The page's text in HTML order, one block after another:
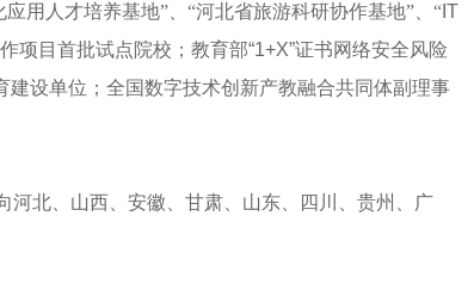
用人才培养基地”、“河北省旅游科研协作基地”、“ IT
项目首批试点院校；教育部“1+X”证书网络安全风险
建设单位；全国数字技术创新产教融合共同体副理事
河北、山西、安徽、甘肃、山东、四川、贵州、广